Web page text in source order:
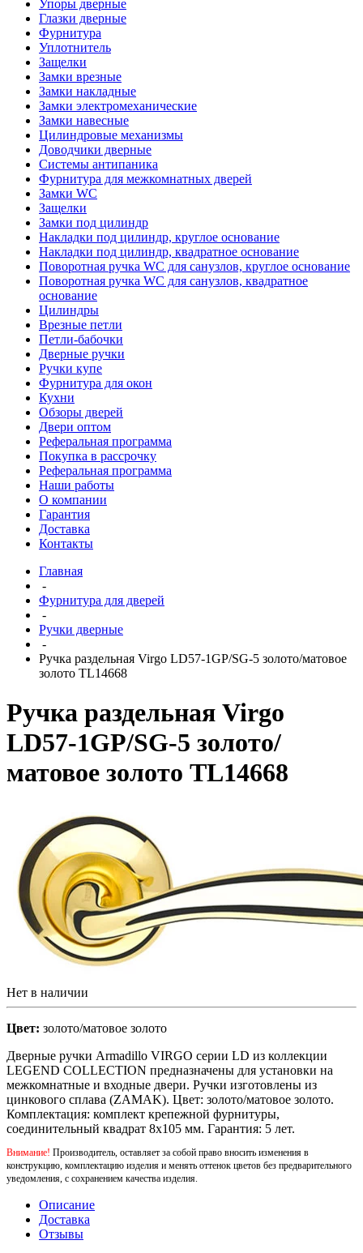
Упоры дверные
Глазки дверные
Фурнитура
Уплотнитель
Защелки
Замки врезные
Замки накладные
Замки электромеханические
Замки навесные
Цилиндровые механизмы
Доводчики дверные
Системы антипаника
Фурнитура для межкомнатных дверей
Замки WC
Защелки
Замки под цилиндр
Накладки под цилиндр, круглое основание
Накладки под цилиндр, квадратное основание
Поворотная ручка WC для санузлов, круглое основание
Поворотная ручка WC для санузлов, квадратное
основание
Цилиндры
Врезные петли
Петли-бабочки
Дверные ручки
Ручки купе
Фурнитура для окон
Кухни
Обзоры дверей
Двери оптом
Реферальная программа
Покупка в рассрочку
Реферальная программа
Наши работы
О компании
Гарантия
Доставка
Контакты
Главная
-
Фурнитура для дверей
-
Ручки дверные
-
Ручка раздельная Virgo LD57-1GP/SG-5 золото/матовое
золото TL14668
Ручка раздельная Virgo
LD57-1GP/SG-5 золото/
матовое золото TL14668
Нет в наличии
Цвет: золото/матовое золото
Дверные ручки Armadillo VIRGO серии LD из коллекции
LEGEND COLLECTION предназначены для установки на
межкомнатные и входные двери. Ручки изготовлены из
цинкового сплава (ZAMAK). Цвет: золото/матовое золото.
Комплектация: комплект крепежной фурнитуры,
соединительный квадрат 8x105 мм. Гарантия: 5 лет.
Внимание! Производитель, оставляет за собой право вносить изменения в
конструкцию, комплектацию изделия и менять оттенок цветов без предварительного
уведомления, с сохранением качества изделия.
Описание
Доставка
Отзывы